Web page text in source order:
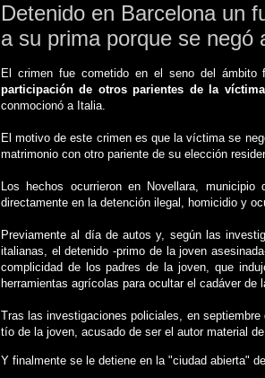
Detenido en Barcelona un
a su prima porque se negó
El crimen fue cometido en el seno del ámbito
participación de otros parientes de la víctima
conmocionó a Italia.
El motivo de este crimen es que la víctima se
matrimonio con otro pariente de su elección
Los hechos ocurrieron en Novellara,
directamente en la detención ilegal, homicidio y
Previamente al día de autos y, según las
italianas, el detenido -primo de la joven
complicidad de los padres de la joven, que
herramientas agrícolas para ocultar el cadáver de
Tras las investigaciones policiales, en
tío de la joven, acusado de ser el autor material
Y finalmente se le detiene en la "ciudad abierta"